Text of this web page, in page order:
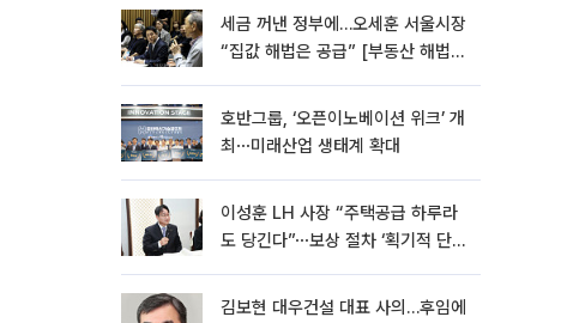
세금 꺼낸 정부에…오세훈 서울시장
“집값 해법은 공급” [부동산 해법
호반그룹, ‘오픈이노베이션 위크’ 개
최⋯미래산업 생태계 확대
이성훈 LH 사장 “주택공급 하루라
도 당긴다”⋯보상 절차 ‘획기적 단
김보현 대우건설 대표 사의…후임에